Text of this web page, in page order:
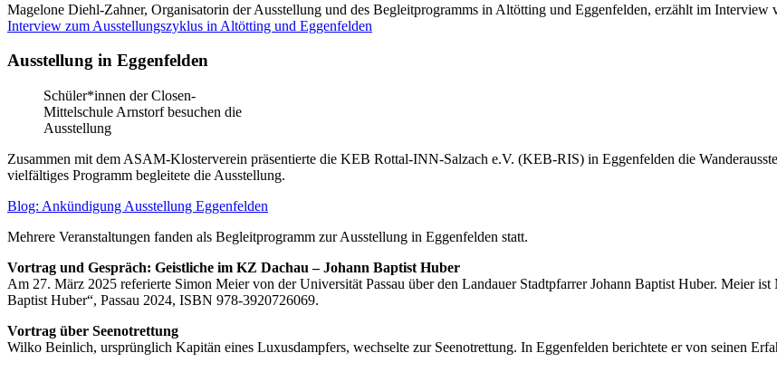
Magelone Diehl-Zahner, Organisatorin der Ausstellung und des Begleitprogramms in Altötting und Eggenfelden, erzählt im
Interview zum Ausstellungszyklus in Altötting und Eggenfelden
Ausstellung in Eggenfelden
Schüler*innen der Closen-
Mittelschule Arnstorf besuchen die
Ausstellung
Zusammen mit dem ASAM-Klosterverein präsentierte die KEB Rottal-INN-Salzach e.V. (KEB-RIS) in Eggenfelden die
vielfältiges Programm begleitete die Ausstellung.
Blog: Ankündigung Ausstellung Eggenfelden
Mehrere Veranstaltungen fanden als Begleitprogramm zur Ausstellung in Eggenfelden statt.
Vortrag und Gespräch: Geistliche im KZ Dachau – Johann Baptist Huber
Am 27. März 2025 referierte Simon Meier von der Universität Passau über den Landauer Stadtpfarrer Johann Baptist Huber. Meier
Baptist Huber“, Passau 2024, ISBN 978-3920726069.
Vortrag über Seenotrettung
Wilko Beinlich, ursprünglich Kapitän eines Luxusdampfers, wechselte zur Seenotrettung. In Eggenfelden berichtete er von seinen